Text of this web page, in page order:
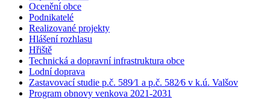
Ocenění obce
Podnikatelé
Realizované projekty
Hlášení rozhlasu
Hřiště
Technická a dopravní infrastruktura obce
Lodní doprava
Zastavovací studie p.č. 589⁄1 a p.č. 582⁄6 v k.ú. Valšov
Program obnovy venkova 2021-2031